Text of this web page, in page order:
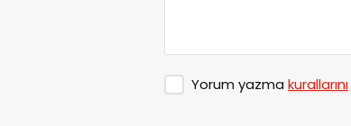
Yorum yazma kurallarını